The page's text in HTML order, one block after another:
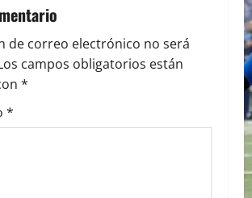
de correo electrónico no será
campos obligatorios están
*
*